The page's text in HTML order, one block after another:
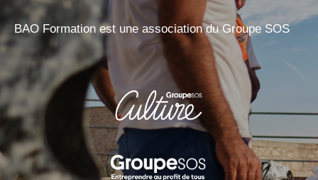
BAO Formation est une association du Groupe SOS